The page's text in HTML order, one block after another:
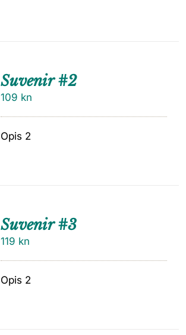
Suvenir #2
109 kn
Opis 2
Suvenir #3
119 kn
Opis 2